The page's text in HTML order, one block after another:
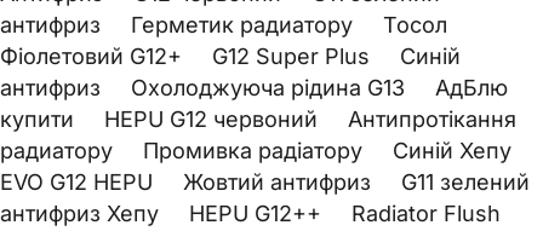
антифриз
Герметик радиатору
Тосол
Фіолетовий G12+
G12 Super Plus
Синій
антифриз
Охолоджуюча рідина G13
АдБлю
купити
HEPU G12 червоний
Антипротікання
радиатору
Промивка радіатору
Синій Хепу
EVO G12 HEPU
Жовтий антифриз
G11 зелений
антифриз Хепу
HEPU G12++
Radiator Flush